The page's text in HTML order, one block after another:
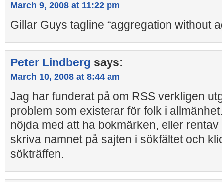
March 9, 2008 at 11:22 pm
Gillar Guys tagline “aggregation without
Peter Lindberg says:
March 10, 2008 at 8:44 am
Jag har funderat på om RSS verkligen
problem som existerar för folk i
nöjda med att ha bokmärken, eller
skriva namnet på sajten i sökfältet och
sökträffen.